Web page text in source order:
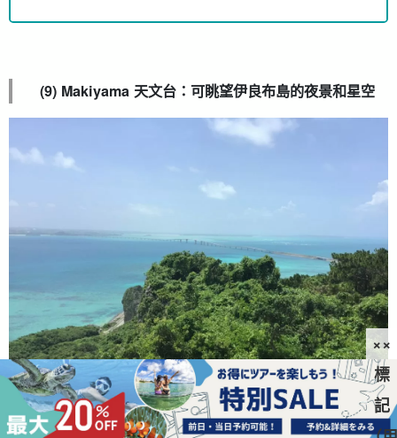
(9) Makiyama 天文台：可眺望伊良布島的夜景和星空
伊拉布島的最高點。 Makiyama Observatory 位於 Miyako
××
標
記